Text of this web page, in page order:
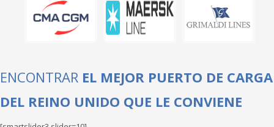
ENCONTRAR EL MEJOR PUERTO DE CARGA
DEL REINO UNIDO QUE LE CONVIENE